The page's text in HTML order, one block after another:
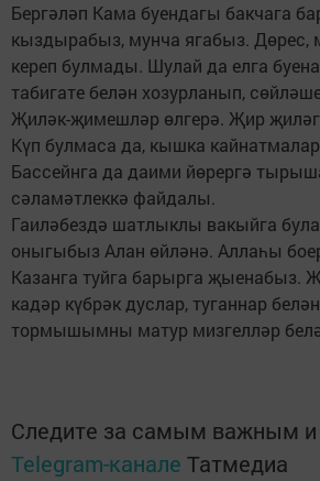
Бергәләп Кама буендагы бакчага
кыздырабыз, мунча ягабыз. Дөрес,
кереп булмады. Шулай да елга
табигате белән хозурланып,
Җиләк-җимешләр өлгерә. Җир
Күп булмаса да, кышка
Бассейнга да даими йөрергә
сәламәтлеккә файдалы.
Гаиләбездә шатлыклы вакыйга
оныгыбыз Алан өйләнә. Аллаһы
Казанга туйга барырга җыенабыз.
кадәр күбрәк дуслар, туганнар
тормышымны матур мизгелләр
Следите за самым важным
Telegram-канале Татмедиа